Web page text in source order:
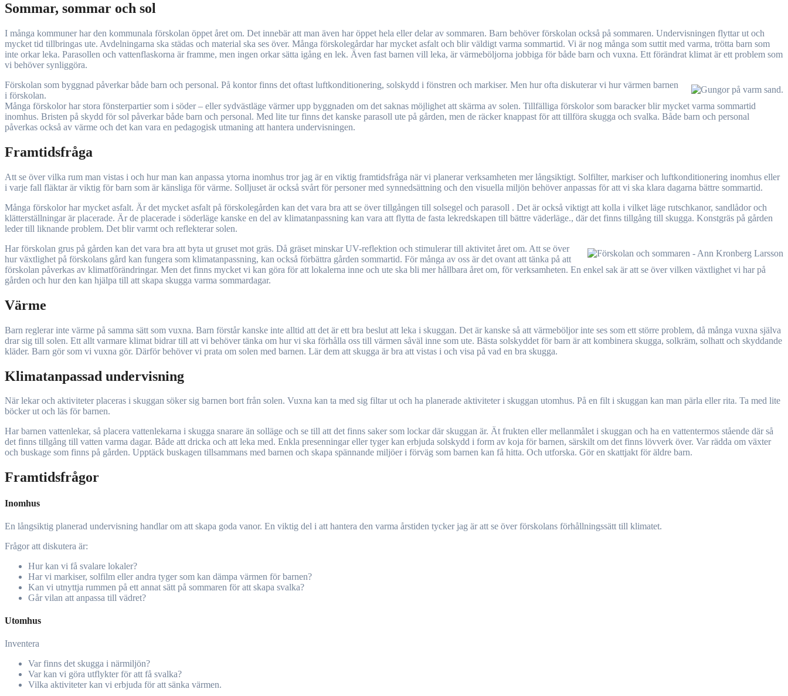
Sommar, sommar och sol
I många kommuner har den kommunala förskolan öppet året om. Det innebär att man även har öppet hela eller delar av sommaren. Barn behöver förskolan också på sommaren. Undervisningen flyttar ut och
mycket tid tillbringas ute. Avdelningarna ska städas och material ska ses över. Många förskolegårdar har mycket asfalt och blir väldigt varma sommartid. Vi är nog många som suttit med varma, trötta barn som
inte orkar leka. Parasollen och vattenflaskorna är framme, men ingen orkar sätta igång en lek. Även fast barnen vill leka, är värmeböljorna jobbiga för både barn och vuxna. Ett förändrat klimat är ett problem som
vi behöver synliggöra.
Förskolan som byggnad påverkar både barn och personal. På kontor finns det oftast luftkonditionering, solskydd i fönstren och markiser. Men hur ofta diskuterar vi hur värmen barnen
i förskolan.
Många förskolor har stora fönsterpartier som i söder – eller sydvästläge värmer upp byggnaden om det saknas möjlighet att skärma av solen. Tillfälliga förskolor som baracker blir mycket varma sommartid
inomhus. Bristen på skydd för sol påverkar både barn och personal. Med lite tur finns det kanske parasoll ute på gården, men de räcker knappast för att tillföra skugga och svalka. Både barn och personal
påverkas också av värme och det kan vara en pedagogisk utmaning att hantera undervisningen.
Framtidsfråga
Att se över vilka rum man vistas i och hur man kan anpassa ytorna inomhus tror jag är en viktig framtidsfråga när vi planerar verksamheten mer långsiktigt. Solfilter, markiser och luftkonditionering inomhus eller
i varje fall fläktar är viktig för barn som är känsliga för värme. Solljuset är också svårt för personer med synnedsättning och den visuella miljön behöver anpassas för att vi ska klara dagarna bättre sommartid.
Många förskolor har mycket asfalt. Är det mycket asfalt på förskolegården kan det vara bra att se över tillgången till solsegel och parasoll . Det är också viktigt att kolla i vilket läge rutschkanor, sandlådor och
klätterställningar är placerade. Är de placerade i söderläge kanske en del av klimatanpassning kan vara att flytta de fasta lekredskapen till bättre väderläge., där det finns tillgång till skugga. Konstgräs på gården
leder till liknande problem. Det blir varmt och reflekterar solen.
Har förskolan grus på gården kan det vara bra att byta ut gruset mot gräs. Då gräset minskar UV-reflektion och stimulerar till aktivitet året om. Att se över
hur växtlighet på förskolans gård kan fungera som klimatanpassning, kan också förbättra gården sommartid. För många av oss är det ovant att tänka på att
förskolan påverkas av klimatförändringar. Men det finns mycket vi kan göra för att lokalerna inne och ute ska bli mer hållbara året om, för verksamheten. En enkel sak är att se över vilken växtlighet vi har på
gården och hur den kan hjälpa till att skapa skugga varma sommardagar.
Värme
Barn reglerar inte värme på samma sätt som vuxna. Barn förstår kanske inte alltid att det är ett bra beslut att leka i skuggan. Det är kanske så att värmeböljor inte ses som ett större problem, då många vuxna själva
drar sig till solen. Ett allt varmare klimat bidrar till att vi behöver tänka om hur vi ska förhålla oss till värmen såväl inne som ute. Bästa solskyddet för barn är att kombinera skugga, solkräm, solhatt och skyddande
kläder. Barn gör som vi vuxna gör. Därför behöver vi prata om solen med barnen. Lär dem att skugga är bra att vistas i och visa på vad en bra skugga.
Klimatanpassad undervisning
När lekar och aktiviteter placeras i skuggan söker sig barnen bort från solen. Vuxna kan ta med sig filtar ut och ha planerade aktiviteter i skuggan utomhus. På en filt i skuggan kan man pärla eller rita. Ta med lite
böcker ut och läs för barnen.
Har barnen vattenlekar, så placera vattenlekarna i skugga snarare än solläge och se till att det finns saker som lockar där skuggan är. Ät frukten eller mellanmålet i skuggan och ha en vattentermos stående där så
det finns tillgång till vatten varma dagar. Både att dricka och att leka med. Enkla presenningar eller tyger kan erbjuda solskydd i form av koja för barnen, särskilt om det finns lövverk över. Var rädda om växter
och buskage som finns på gården. Upptäck buskagen tillsammans med barnen och skapa spännande miljöer i förväg som barnen kan få hitta. Och utforska. Gör en skattjakt för äldre barn.
Framtidsfrågor
Inomhus
En långsiktig planerad undervisning handlar om att skapa goda vanor. En viktig del i att hantera den varma årstiden tycker jag är att se över förskolans förhållningssätt till klimatet.
Frågor att diskutera är:
Hur kan vi få svalare lokaler?
Har vi markiser, solfilm eller andra tyger som kan dämpa värmen för barnen?
Kan vi utnyttja rummen på ett annat sätt på sommaren för att skapa svalka?
Går vilan att anpassa till vädret?
Utomhus
Inventera
Var finns det skugga i närmiljön?
Var kan vi göra utflykter för att få svalka?
Vilka aktiviteter kan vi erbjuda för att sänka värmen.